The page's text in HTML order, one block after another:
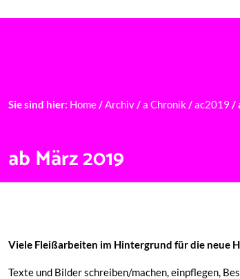
ab März 2019
Sie sind hier: Home/Archiv/a Chronik/ac2019 /
Viele Fleiß­ar­bei­ten im Hinter­grund für die neue
Texte und Bilder schreiben/machen, einpfle­gen,